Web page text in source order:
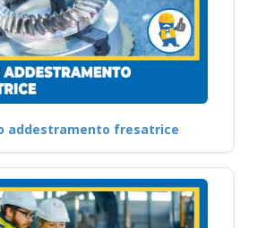
addestramento fresatrice